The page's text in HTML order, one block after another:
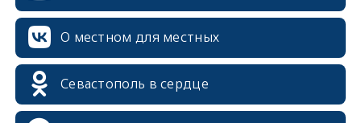
О местном для местных
Севастополь в сердце